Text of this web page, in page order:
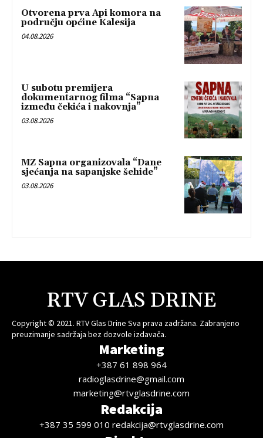
Otvorena prva Api komora na
području općine Kalesija
04.08.2026
U subotu premijera
dokumentarnog filma “Sapna
između čekića i nakovnja”
03.08.2026
MZ Sapna organizovala “Dane
sjećanja na sapanjske šehide”
03.08.2026
RTV GLAS DRINE
Copyright © 2021. RTV Glas Drine Sva prava zadržana. Zabranjeno
preuzimanje sadržaja bez dozvole izdavača.
Marketing
+387 61 898 964
radioglasdrine@gmail.com
marketing@rtvglasdrine.com
Redakcija
+387 35 599 010 redakcija@rtvglasdrine.com